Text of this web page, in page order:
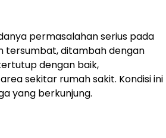
permasalahan serius pada
tersumbat, ditambah dengan
dengan baik,
sekitar rumah sakit. Kondisi ini
yang berkunjung.